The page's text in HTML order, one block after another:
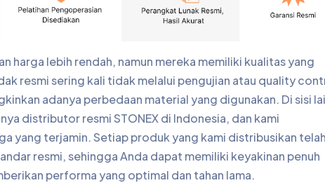
harga lebih rendah, namun mereka memiliki kualitas yang
resmi sering kali tidak melalui pengujian atau quality
adanya perbedaan material yang digunakan. Di sisi
distributor resmi STONEX di Indonesia, dan kami
yang terjamin. Setiap produk yang kami distribusikan telah
resmi, sehingga Anda dapat memiliki keyakinan penuh
performa yang optimal dan tahan lama.